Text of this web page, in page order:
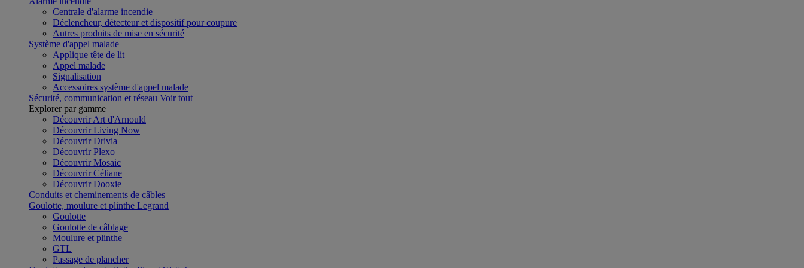
Centrale d'alarme incendie
Déclencheur, détecteur et dispositif pour coupure
Autres produits de mise en sécurité
Système d'appel malade
Applique tête de lit
Appel malade
Signalisation
Accessoires système d'appel malade
Sécurité, communication et réseau Voir tout
Explorer par gamme
Découvrir Art d'Arnould
Découvrir Living Now
Découvrir Drivia
Découvrir Plexo
Découvrir Mosaic
Découvrir Céliane
Découvrir Dooxie
Conduits et cheminements de câbles
Goulotte, moulure et plinthe Legrand
Goulotte
Goulotte de câblage
Moulure et plinthe
GTL
Passage de plancher